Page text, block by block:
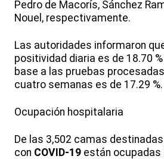
Pedro de Macorís, Sánchez
Nouel, respectivamente.
Las autoridades informaron
positividad diaria es de 18.70
base a las pruebas
cuatro semanas es de 17.29 %.
Ocupación hospitalaria
De las 3,502 camas
con COVID-19 están ocupadas